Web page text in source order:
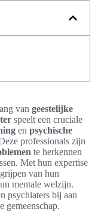
van geestelijke
speelt een cruciale
en psychische
professionals zijn
te herkennen
Met hun expertise
van hun
mentale welzijn.
psychiaters bij aan
gemeenschap.